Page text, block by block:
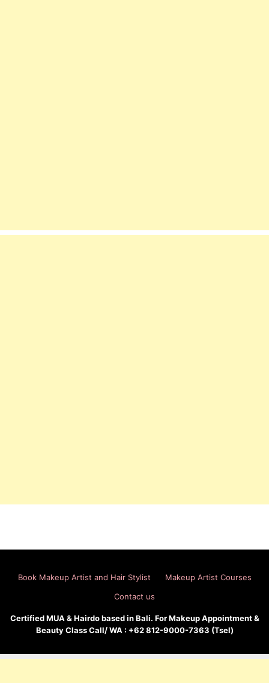
Book Makeup Artist and Hair Stylist
Makeup Artist Courses
Contact us
Certified MUA & Hairdo based in Bali. For Makeup Appointment &
Beauty Class Call/ WA : +62 812-9000-7363 (Tsel)